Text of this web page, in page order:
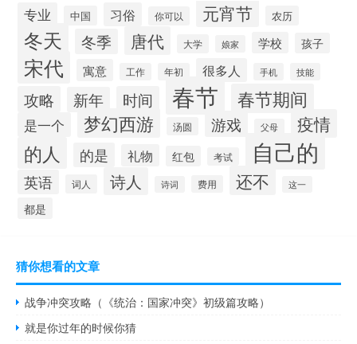
专业 中国 习俗 你可以 元宵节 农历
冬天 冬季 唐代 大学 娘家 学校 孩子
宋代 寓意 工作 年初 很多人 手机 技能
攻略 新年 时间 春节 春节期间
是一个 梦幻西游 汤圆 游戏 父母 疫情
的人 的是 礼物 红包 考试 自己的
英语 词人 诗人 诗词 费用 还不 这一
都是
猜你想看的文章
战争冲突攻略（《统治：国家冲突》初级篇攻略）
就是你过年的时候你猜